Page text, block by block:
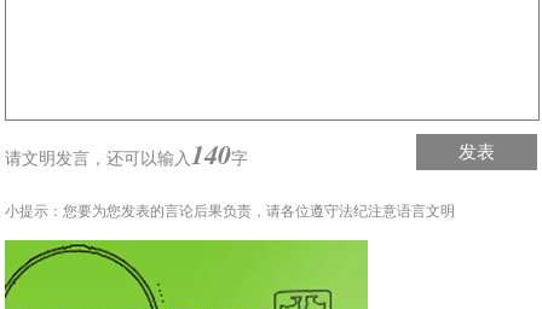
请文明发言，还可以输入 140字 发表
小提示：您要为您发表的言论后果负责，请各位遵守法纪注意语言文明